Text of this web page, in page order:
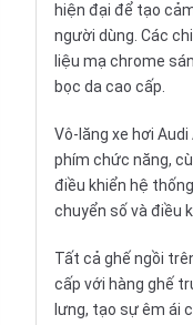
hiện đại để tạo
người dùng. Các
liệu mạ chrome
bọc da cao cấp.
Vô-lăng xe hơi
phím chức năng,
điều khiển hệ
chuyển số và điều
Tất cả ghế ngồi
cấp với hàng ghế
lưng, tạo sự êm ái